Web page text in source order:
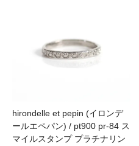
hirondelle et pepin (イロンデ
ールエペパン) / pt900 pr-84 ス
マイルスタンプ プラチナリン